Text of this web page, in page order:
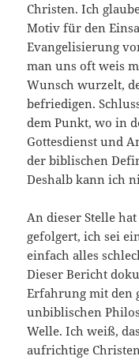
Christen. Ich
Motiv für den
Evangelisierung
man uns oft weis
Wunsch wurzelt,
befriedigen.
dem Punkt, wo in
Gottesdienst und
der biblischen
Deshalb kann ich
An dieser Stelle
gefolgert, ich sei
einfach alles
Dieser Bericht
Erfahrung mit den
unbiblischen
Welle. Ich weiß,
aufrichtige